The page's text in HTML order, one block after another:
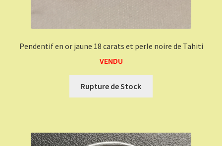
Pendentif en or jaune 18 carats et perle noire de Tahiti
VENDU
Rupture de Stock